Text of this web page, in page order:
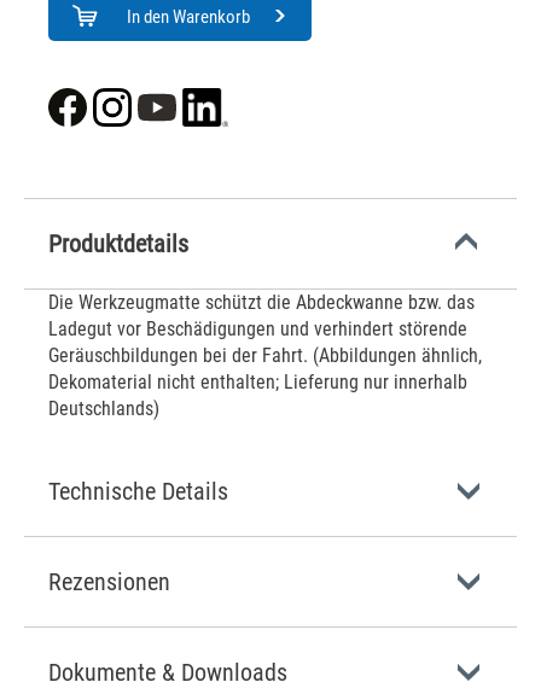
In den Warenkorb
Produktdetails
Die Werkzeugmatte schützt die Abdeckwanne bzw. das
Ladegut vor Beschädigungen und verhindert störende
Geräuschbildungen bei der Fahrt. (Abbildungen ähnlich,
Dekomaterial nicht enthalten; Lieferung nur innerhalb
Deutschlands)
Technische Details
Rezensionen
Dokumente & Downloads